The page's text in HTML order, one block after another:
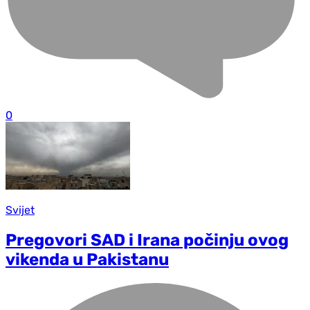
0
Svijet
Pregovori SAD i Irana počinju ovog
vikenda u Pakistanu